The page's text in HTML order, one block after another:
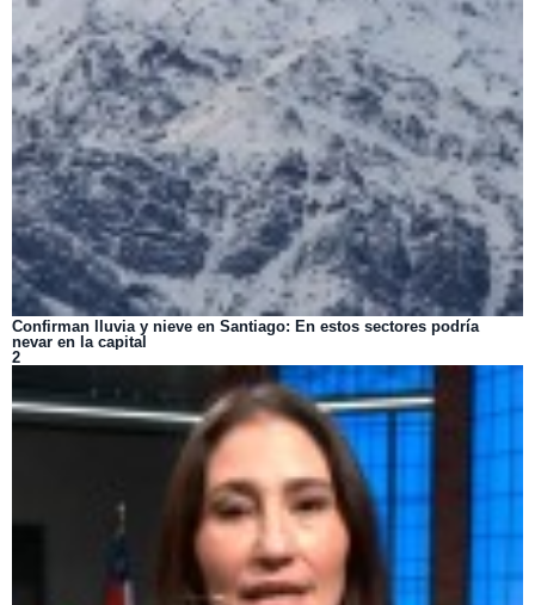
Confirman lluvia y nieve en Santiago: En estos sectores podría
nevar en la capital
2